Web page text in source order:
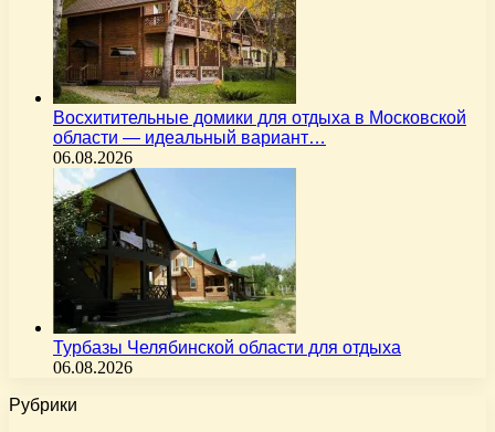
Восхитительные домики для отдыха в Московской
области — идеальный вариант…
06.08.2026
Турбазы Челябинской области для отдыха
06.08.2026
Рубрики